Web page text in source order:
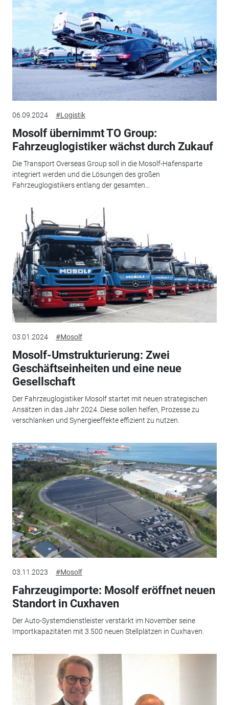
06.09.2024 #Logistik
Mosolf übernimmt TO Group:
Fahrzeuglogistiker wächst durch Zukauf
Die Transport Overseas Group soll in die Mosolf-Hafensparte
integriert werden und die Lösungen des großen
Fahrzeuglogistikers entlang der gesamten...
03.01.2024 #Mosolf
Mosolf-Umstrukturierung: Zwei
Geschäftseinheiten und eine neue
Gesellschaft
Der Fahrzeuglogistiker Mosolf startet mit neuen strategischen
Ansätzen in das Jahr 2024. Diese sollen helfen, Prozesse zu
verschlanken und Synergieeffekte effizient zu nutzen.
03.11.2023 #Mosolf
Fahrzeugimporte: Mosolf eröffnet neuen
Standort in Cuxhaven
Der Auto-Systemdienstleister verstärkt im November seine
Importkapazitäten mit 3.500 neuen Stellplätzen in Cuxhaven.